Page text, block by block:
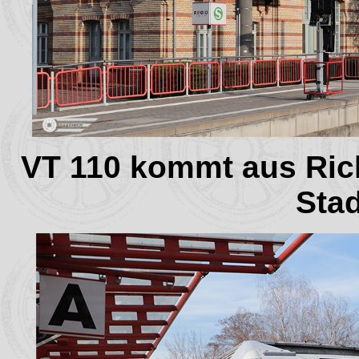
VT 110 kommt aus